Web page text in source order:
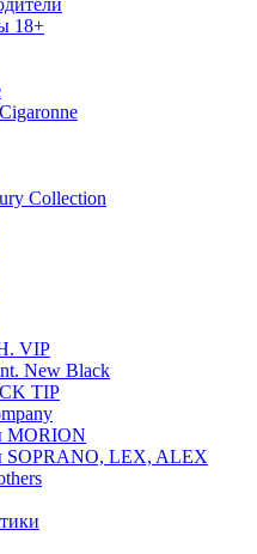
18+
Collection
VIP
New Black
TIP
MORION
SOPRANO, LEX, ALEX